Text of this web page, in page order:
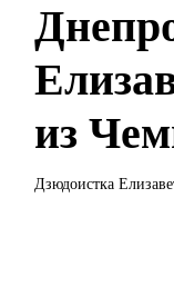
из
Дзюдоистка